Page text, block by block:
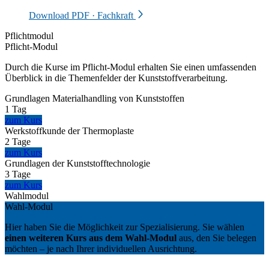
Download PDF · Fachkraft
Pflichtmodul
Pflicht-Modul
Durch die Kurse im Pflicht-Modul erhalten Sie einen umfassenden
Überblick in die Themenfelder der Kunststoffverarbeitung.
Grundlagen Materialhandling von Kunststoffen
1 Tag
zum Kurs
Werkstoffkunde der Thermoplaste
2 Tage
zum Kurs
Grundlagen der Kunststofftechnologie
3 Tage
zum Kurs
Wahlmodul
Wahl-Modul
Hier haben Sie die Möglichkeit zur Spezialisierung. Sie wählen
einen weiteren Kurs aus dem Wahl-Modul aus, den Sie belegen
möchten – je nach Ihrer individuellen Ausrichtung.